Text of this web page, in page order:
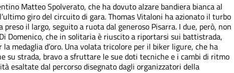
Matteo Spolverato, che ha dovuto alzare bandiera bianca al
giro del circuito di gara. Thomas Vitaloni ha azionato il turbo
il largo, seguito a ruota dal generoso Pisarra. I due, però, non
Domenico, che in solitaria è riuscito a riportarsi sui battistrada,
medaglia d’oro. Una volata tricolore per il biker ligure, che ha
su strada, bravo a sfruttare le sue doti tecniche e i cambi di ritmo
esaltate dal percorso disegnato dagli organizzatori della